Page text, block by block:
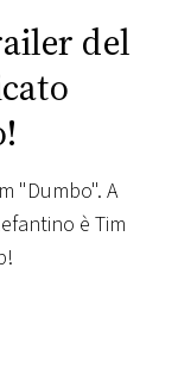
del
"Dumbo". A
è Tim